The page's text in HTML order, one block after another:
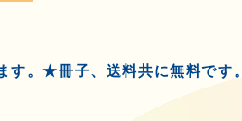
す。★冊子、送料共に無料です。